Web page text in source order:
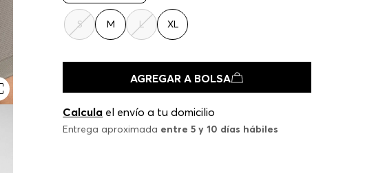
S M L XL
AGREGAR A BOLSA
Calcula el envío a tu domicilio
Entrega aproximada entre 5 y 10 días hábiles